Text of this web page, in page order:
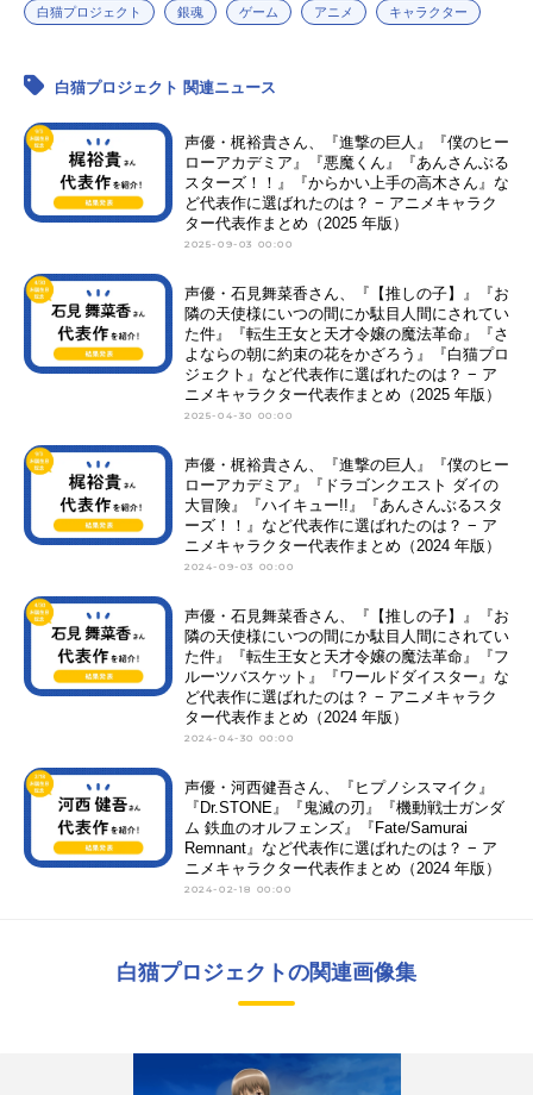
白猫プロジェクト 銀魂 ゲーム アニメ キャラクター
白猫プロジェクト 関連ニュース
声優・梶裕貴さん、『進撃の巨人』『僕のヒー
ローアカデミア』『悪魔くん』『あんさんぶる
スターズ！！』『からかい上手の高木さん』な
ど代表作に選ばれたのは？ − アニメキャラク
ター代表作まとめ（2025 年版）
2025-09-03 00:00
声優・石見舞菜香さん、『【推しの子】』『お
隣の天使様にいつの間にか駄目人間にされてい
た件』『転生王女と天才令嬢の魔法革命』『さ
よならの朝に約束の花をかざろう』『白猫プロ
ジェクト』など代表作に選ばれたのは？ − ア
ニメキャラクター代表作まとめ（2025 年版）
2025-04-30 00:00
声優・梶裕貴さん、『進撃の巨人』『僕のヒー
ローアカデミア』『ドラゴンクエスト ダイの
大冒険』『ハイキュー!!』『あんさんぶるスタ
ーズ！！』など代表作に選ばれたのは？ − ア
ニメキャラクター代表作まとめ（2024 年版）
2024-09-03 00:00
声優・石見舞菜香さん、『【推しの子】』『お
隣の天使様にいつの間にか駄目人間にされてい
た件』『転生王女と天才令嬢の魔法革命』『フ
ルーツバスケット』『ワールドダイスター』な
ど代表作に選ばれたのは？ − アニメキャラク
ター代表作まとめ（2024 年版）
2024-04-30 00:00
声優・河西健吾さん、『ヒプノシスマイク』
『Dr.STONE』『鬼滅の刃』『機動戦士ガンダ
ム 鉄血のオルフェンズ』『Fate/Samurai
Remnant』など代表作に選ばれたのは？ − ア
ニメキャラクター代表作まとめ（2024 年版）
2024-02-18 00:00
白猫プロジェクトの関連画像集